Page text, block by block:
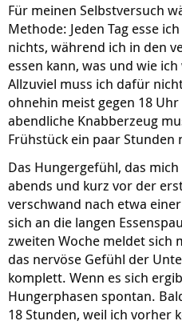
Für meinen Selbstversuch
Methode: Jeden Tag esse
nichts, während ich in den
essen kann, was und wie
Allzuviel muss ich dafür
ohnehin meist gegen 18
abendliche Knabberzeug
Frühstück ein paar Stunden
Das Hungergefühl, das
abends und kurz vor der
verschwand nach etwa
sich an die langen
zweiten Woche meldet sich
das nervöse Gefühl der
komplett. Wenn es sich
Hungerphasen spontan.
18 Stunden, weil ich vorher